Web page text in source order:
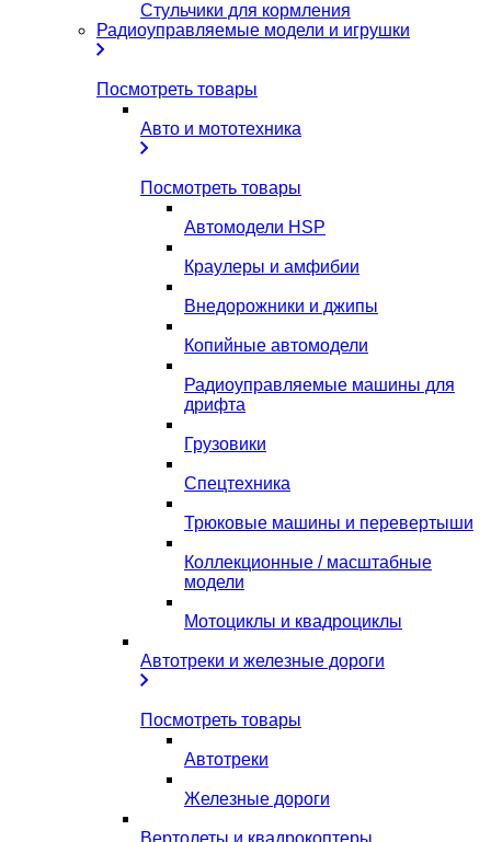
Стульчики для кормления
Радиоуправляемые модели и игрушки
Посмотреть товары
Авто и мототехника
Посмотреть товары
Автомодели HSP
Краулеры и амфибии
Внедорожники и джипы
Копийные автомодели
Радиоуправляемые машины для
дрифта
Грузовики
Спецтехника
Трюковые машины и перевертыши
Коллекционные / масштабные
модели
Мотоциклы и квадроциклы
Автотреки и железные дороги
Посмотреть товары
Автотреки
Железные дороги
Вертолеты и квадрокоптеры